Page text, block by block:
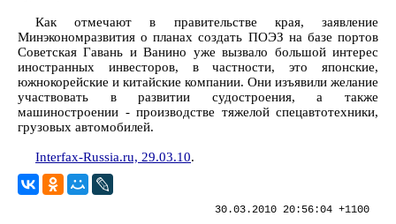
Как отмечают в правительстве края, заявление
Минэкономразвития о планах создать ПОЭЗ на базе портов
Советская Гавань и Ванино уже вызвало большой интерес
иностранных инвесторов, в частности, это японские,
южнокорейские и китайские компании. Они изъявили желание
участвовать в развитии судостроения, а также
машиностроении - производстве тяжелой спецавтотехники,
грузовых автомобилей.
Interfax-Russia.ru, 29.03.10.
30.03.2010 20:56:04 +1100